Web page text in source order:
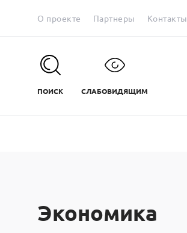
О проекте Партнеры Контакты
ПОИСК СЛАБОВИДЯЩИМ
Экономика